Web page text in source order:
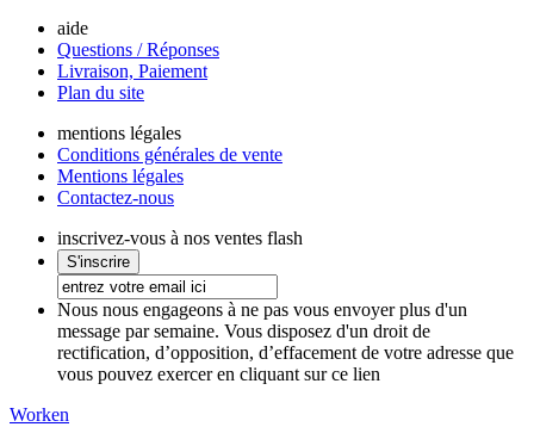
aide
Questions / Réponses
Livraison, Paiement
Plan du site
mentions légales
Conditions générales de vente
Mentions légales
Contactez-nous
inscrivez-vous à nos ventes flash
Nous nous engageons à ne pas vous envoyer plus d'un
message par semaine. Vous disposez d'un droit de
rectification, d’opposition, d’effacement de votre adresse que
vous pouvez exercer en cliquant sur ce lien
Worken